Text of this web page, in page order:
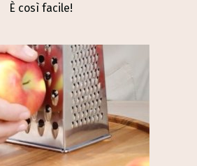
È così facile!